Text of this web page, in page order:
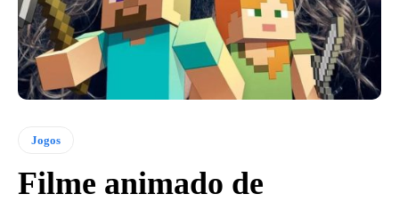
Jogos
Filme animado de